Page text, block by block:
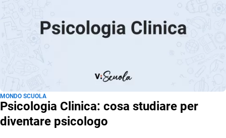
MONDO SCUOLA
Psicologia Clinica: cosa studiare per
diventare psicologo